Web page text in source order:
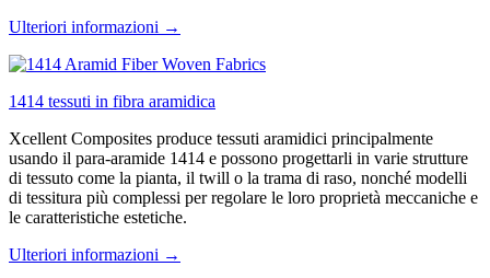
Ulteriori informazioni →
1414 tessuti in fibra aramidica
Xcellent Composites produce tessuti aramidici principalmente
usando il para-aramide 1414 e possono progettarli in varie strutture
di tessuto come la pianta, il twill o la trama di raso, nonché modelli
di tessitura più complessi per regolare le loro proprietà meccaniche e
le caratteristiche estetiche.
Ulteriori informazioni →